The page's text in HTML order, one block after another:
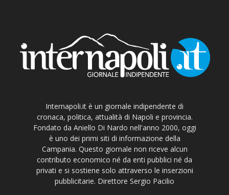
Internapoli.it è un giornale indipendente di
cronaca, politica, attualità di Napoli e provincia.
Fondato da Aniello Di Nardo nell'anno 2000, oggi
è uno dei primi siti di informazione della
Campania. Questo giornale non riceve alcun
contributo economico né da enti pubblici né da
privati e si sostiene solo attraverso le inserzioni
pubblicitarie. Direttore Sergio Pacilio